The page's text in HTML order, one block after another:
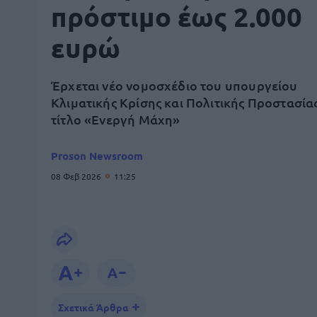
πρόστιμο έως 2.000
ευρώ
Έρχεται νέο νομοσχέδιο του υπουργείου
Κλιματικής Κρίσης και Πολιτικής
τίτλο «Ενεργή Μάχη»
Proson Newsroom
08 Φεβ 2026 11:25
Σχετικά Άρθρα